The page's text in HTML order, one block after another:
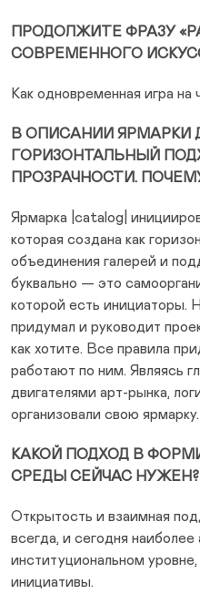
ПРОДОЛЖИТЕ ФРАЗУ
СОВРЕМЕННОГО
Как одновременная игра на
В ОПИСАНИИ ЯРМАРКИ
ГОРИЗОНТАЛЬНЫЙ
ПРОЗРАЧНОСТИ.
Ярмарка |catalog|
которая создана как
объединения галерей и
буквально — это
которой есть инициаторы.
придумал и руководит
как хотите. Все правила
работают по ним. Являясь
двигателями арт-рынка,
организовали свою ярмарку.
КАКОЙ ПОДХОД В
СРЕДЫ СЕЙЧАС НУЖЕН?
Открытость и взаимная
всегда, и сегодня наиболее
институциональном уровне,
инициативы.